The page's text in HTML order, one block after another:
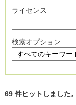
ライセンス
検索オプション
69 件ヒットしました。